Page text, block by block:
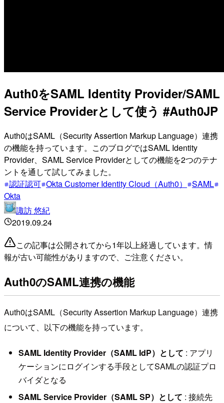
Auth0をSAML Identity Provider/SAML
Service Providerとして使う #Auth0JP
Auth0はSAML（Security Assertion Markup Language）連携
の機能を持っています。このブログではSAML Identity
Provider、SAML Service Providerとしての機能を2つのテナ
ントを通して試してみました。
認証認可 Okta Customer Identity Cloud（Auth0）
SAML
Okta
諏訪 悠紀
2019.09.24
この記事は公開されてから1年以上経過しています。情
報が古い可能性がありますので、ご注意ください。
Auth0のSAML連携の機能
Auth0はSAML（Security Assertion Markup Language）連携
について、以下の機能を持っています。
SAML Identity Provider（SAML IdP）として : アプリ
ケーションにログインする手段としてSAMLの認証プロ
バイダとなる
SAML Service Provider（SAML SP）として : 接続先